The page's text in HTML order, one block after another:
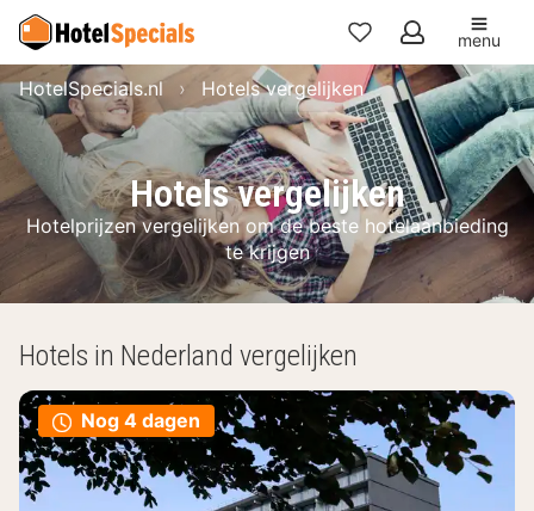
Mijn
favorieten
menu
Hotels vergelijken
Hotelprijzen vergelijken om de beste hotelaanbieding
te krijgen
HotelSpecials.nl Hotels vergelijken
Hotels in Nederland vergelijken
Nog 4 dagen